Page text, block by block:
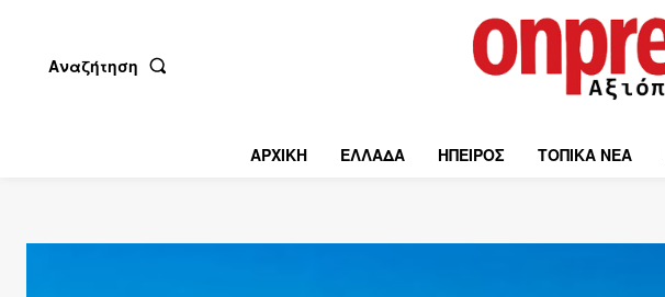
Αναζήτηση
ΑΡΧΙΚΗ ΕΛΛΑΔΑ ΗΠΕΙΡΟΣ ΤΟΠΙΚΑ ΝΕΑ